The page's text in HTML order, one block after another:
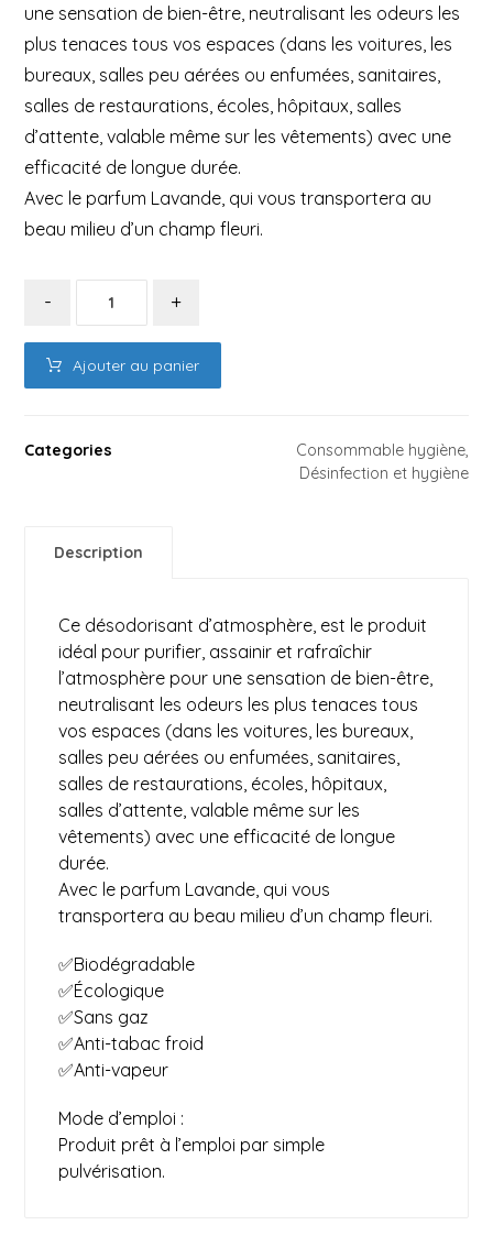
une sensation de bien-être, neutralisant les odeurs les
plus tenaces tous vos espaces (dans les voitures, les
bureaux, salles peu aérées ou enfumées, sanitaires,
salles de restaurations, écoles, hôpitaux, salles
d’attente, valable même sur les vêtements) avec une
efficacité de longue durée.
Avec le parfum Lavande, qui vous transportera au
beau milieu d’un champ fleuri.
- +
Ajouter au panier
Categories Consommable hygiène,
Désinfection et hygiène
Description
Ce désodorisant d’atmosphère, est le produit
idéal pour purifier, assainir et rafraîchir
l’atmosphère pour une sensation de bien-être,
neutralisant les odeurs les plus tenaces tous
vos espaces (dans les voitures, les bureaux,
salles peu aérées ou enfumées, sanitaires,
salles de restaurations, écoles, hôpitaux,
salles d’attente, valable même sur les
vêtements) avec une efficacité de longue
durée.
Avec le parfum Lavande, qui vous
transportera au beau milieu d’un champ fleuri.
✅Biodégradable
✅Écologique
✅Sans gaz
✅Anti-tabac froid
✅Anti-vapeur
Mode d’emploi :
Produit prêt à l’emploi par simple
pulvérisation.